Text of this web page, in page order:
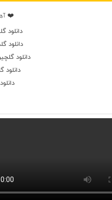
❤️
دانلود
دانلود
دانلود